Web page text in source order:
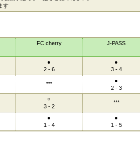
す
FC cherry J-PASS
●
2 - 6
●
3 - 4
***
●
2 - 3
○
3 - 2
***
●
1 - 4
●
1 - 5